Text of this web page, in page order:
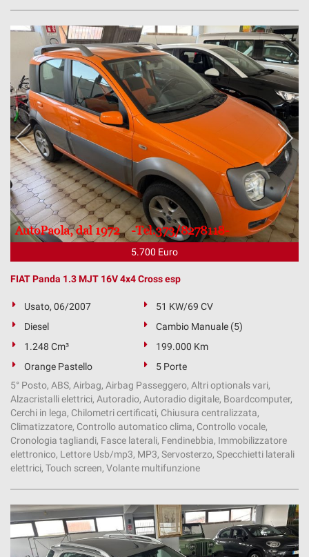
5.700 Euro
FIAT Panda 1.3 MJT 16V 4x4 Cross esp
Usato, 06/2007
51 KW/69 CV
Diesel
Cambio Manuale (5)
1.248 Cm³
199.000 Km
Orange Pastello
5 Porte
5° Posto, ABS, Airbag, Airbag Passeggero, Altri optionals vari,
Alzacristalli elettrici, Autoradio, Autoradio digitale, Boardcomputer,
Cerchi in lega, Chilometri certificati, Chiusura centralizzata,
Climatizzatore, Controllo automatico clima, Controllo vocale,
Cronologia tagliandi, Fasce laterali, Fendinebbia, Immobilizzatore
elettronico, Lettore Usb/mp3, MP3, Servosterzo, Specchietti laterali
elettrici, Touch screen, Volante multifunzione